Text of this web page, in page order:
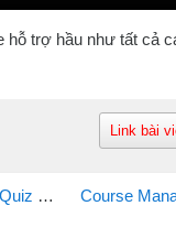
hỗ trợ hầu như tất cả
Link bài
To thaytro.net Course Management in